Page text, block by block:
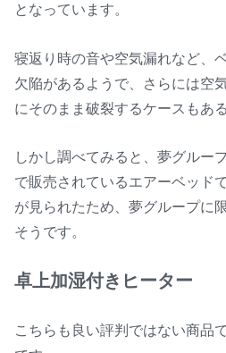
となっています。
寝返り時の音や空気漏れなど、
欠陥があるようで、さらには空
にそのまま破裂するケースもあ
しかし調べてみると、夢グルー
で販売されているエアーベッド
が見られたため、夢グループに
そうです。
卓上加湿付きヒーター
こちらも良い評判ではない商品